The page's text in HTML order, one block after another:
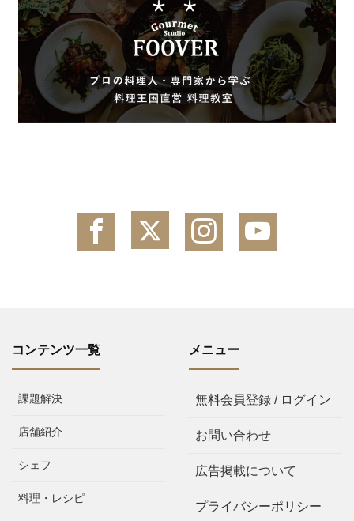
コンテンツ一覧
課題解決
店舗紹介
シェフ
料理・レシピ
メニュー
無料会員登録 / ログイン
お問い合わせ
広告掲載について
プライバシーポリシー